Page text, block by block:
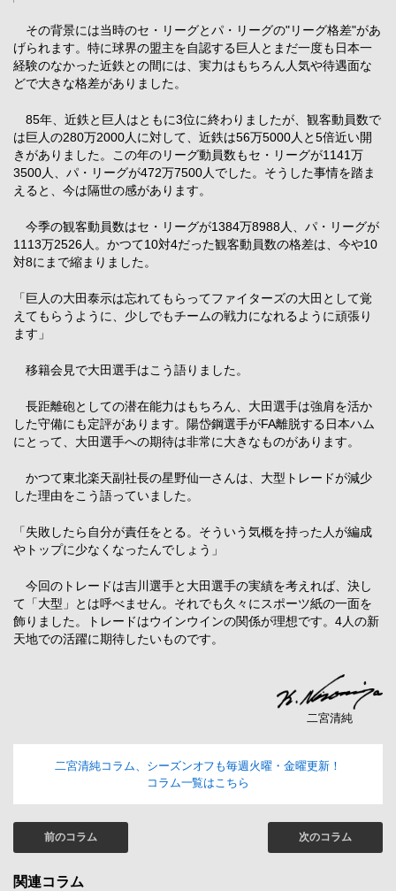
その背景には当時のセ・リーグとパ・リーグの"リーグ格差"があ
げられます。特に球界の盟主を自認する巨人とまだ一度も日本一
経験のなかった近鉄との間には、実力はもちろん人気や待遇面な
どで大きな格差がありました。
85年、近鉄と巨人はともに3位に終わりましたが、観客動員数で
は巨人の280万2000人に対して、近鉄は56万5000人と5倍近い開
きがありました。この年のリーグ動員数もセ・リーグが1141万
3500人、パ・リーグが472万7500人でした。そうした事情を踏ま
えると、今は隔世の感があります。
今季の観客動員数はセ・リーグが1384万8988人、パ・リーグが
1113万2526人。かつて10対4だった観客動員数の格差は、今や10
対8にまで縮まりました。
「巨人の大田泰示は忘れてもらってファイターズの大田として覚
えてもらうように、少しでもチームの戦力になれるように頑張り
ます」
移籍会見で大田選手はこう語りました。
長距離砲としての潜在能力はもちろん、大田選手は強肩を活か
した守備にも定評があります。陽岱鋼選手がFA離脱する日本ハム
にとって、大田選手への期待は非常に大きなものがあります。
かつて東北楽天副社長の星野仙一さんは、大型トレードが減少
した理由をこう語っていました。
「失敗したら自分が責任をとる。そういう気概を持った人が編成
やトップに少なくなったんでしょう」
今回のトレードは吉川選手と大田選手の実績を考えれば、決し
て「大型」とは呼べません。それでも久々にスポーツ紙の一面を
飾りました。トレードはウインウインの関係が理想です。4人の新
天地での活躍に期待したいものです。
二宮清純
二宮清純コラム、シーズンオフも毎週火曜・金曜更新！
コラム一覧はこちら
前のコラム 次のコラム
関連コラム